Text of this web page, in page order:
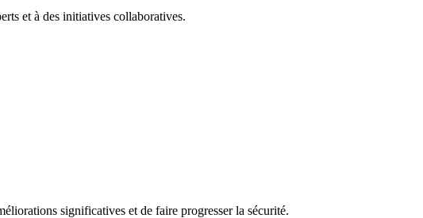
et à des initiatives collaboratives.
significatives et de faire progresser la sécurité.